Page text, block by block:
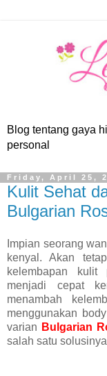
Blog tentang gaya
personal
Friday, April 25,
Kulit Sehat
Bulgarian
Impian seorang
kenyal. Akan
kelembapan
menjadi cepat
menambah
menggunakan
varian Bulgarian
salah satu